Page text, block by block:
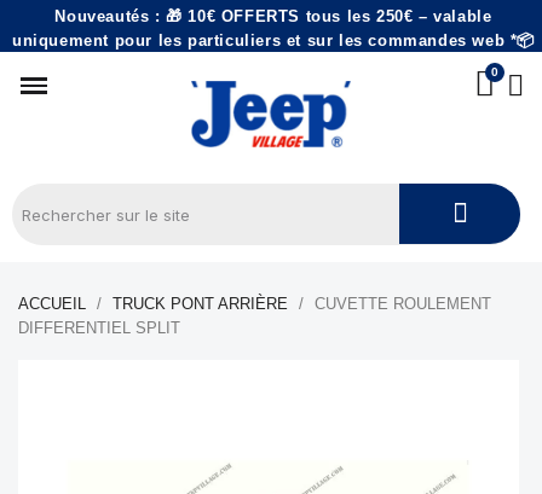
Nouveautés : 🎁 10€ OFFERTS tous les 250€ – valable
uniquement pour les particuliers et sur les commandes web *📦
ACCUEIL TRUCK PONT ARRIÈRE
CUVETTE ROULEMENT
DIFFERENTIEL SPLIT